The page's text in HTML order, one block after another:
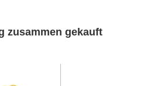
zusammen gekauft